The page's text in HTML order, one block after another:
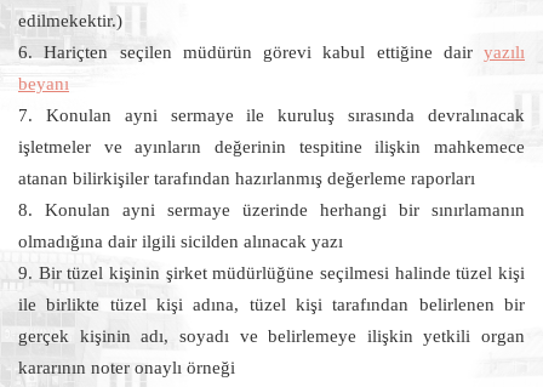
edilmekektir.)
6. Hariçten seçilen müdürün görevi kabul ettiğine dair yazılı
beyanı
7. Konulan ayni sermaye ile kuruluş sırasında devralınacak
işletmeler ve ayınların değerinin tespitine ilişkin mahkemece
atanan bilirkişiler tarafından hazırlanmış değerleme raporları
8. Konulan ayni sermaye üzerinde herhangi bir sınırlamanın
olmadığına dair ilgili sicilden alınacak yazı
9. Bir tüzel kişinin şirket müdürlüğüne seçilmesi halinde tüzel kişi
ile birlikte tüzel kişi adına, tüzel kişi tarafından belirlenen bir
gerçek kişinin adı, soyadı ve belirlemeye ilişkin yetkili organ
kararının noter onaylı örneği